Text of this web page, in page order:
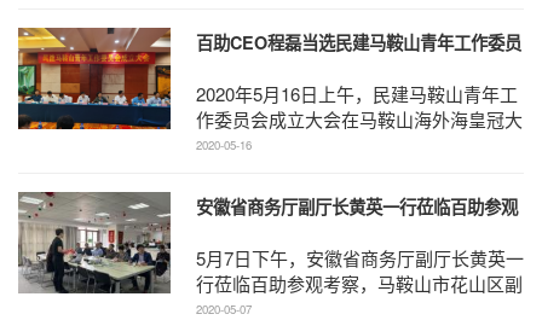
百助CEO程磊当选民建马鞍山青年工作委员
2020年5月16日上午，民建马鞍山青年工
作委员会成立大会在马鞍山海外海皇冠大
酒店海涛厅隆重举行。市委常委、组织部
2020-05-16
安徽省商务厅副厅长黄英一行莅临百助参观
5月7日下午，安徽省商务厅副厅长黄英一
行莅临百助参观考察，马鞍山市花山区副
区长黄晴陪同，百助CEO程磊热情接待
2020-05-07